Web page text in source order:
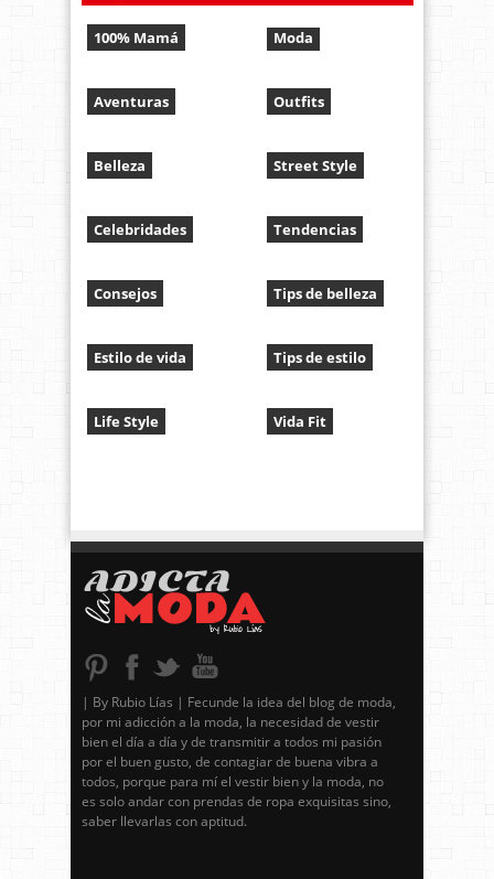
100% Mamá
Aventuras
Belleza
Celebridades
Consejos
Estilo de vida
Life Style
Moda
Outfits
Street Style
Tendencias
Tips de belleza
Tips de estilo
Vida Fit
| By Rubio Lías | Fecunde la idea del blog de moda,
por mi adicción a la moda, la necesidad de vestir
bien el día a día y de transmitir a todos mi pasión
por el buen gusto, de contagiar de buena vibra a
todos, porque para mí el vestir bien y la moda, no
es solo andar con prendas de ropa exquisitas sino,
saber llevarlas con aptitud.